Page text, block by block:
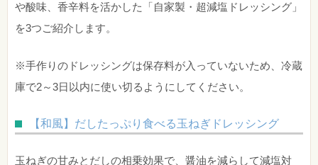
や酸味、香辛料を活かした「自家製・超減塩ドレッシング」
を3つご紹介します。
※手作りのドレッシングは保存料が入っていないため、冷蔵
庫で2～3日以内に使い切るようにしてください。
【和風】だしたっぷり食べる玉ねぎドレッシング
玉ねぎの甘みとだしの相乗効果で、醤油を減らして減塩対